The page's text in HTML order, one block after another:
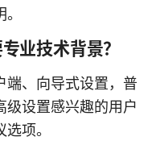
业技术背景？
端、向导式设置，普
级设置感兴趣的用户
项。